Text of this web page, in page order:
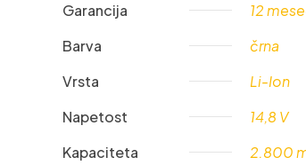
Garancija
12
Barva
črna
Vrsta
Li-Ion
Napetost
14,8 V
Kapaciteta
2.800